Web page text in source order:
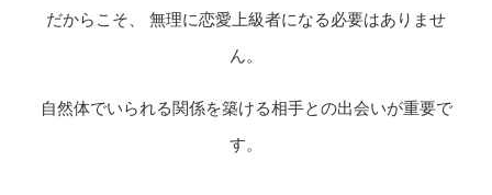
だからこそ、 無理に恋愛上級者になる必要はありませ
ん。
自然体でいられる関係を築ける相手との出会いが重要で
す。